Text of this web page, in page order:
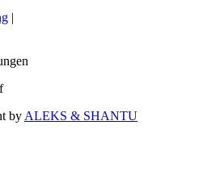
|
by ALEKS & SHANTU